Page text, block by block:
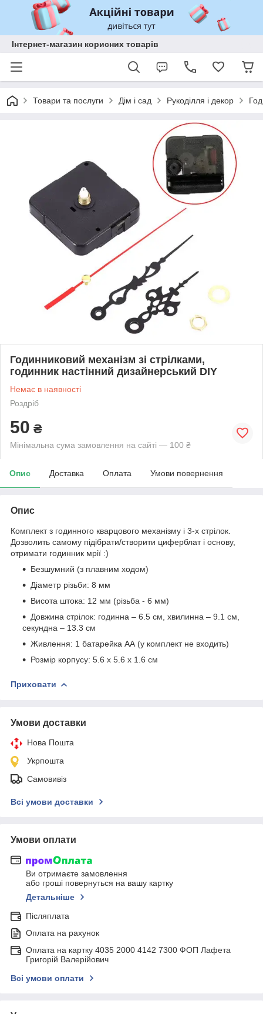
Інтернет-магазин корисних товарів
Товари та послуги Дім і сад Рукоділля і декор
Годинниковий механізм зі стрілками,
годинник настінний дизайнерський DIY
Немає в наявності
Роздріб
50 ₴
Мінімальна сума замовлення на сайті — 100 ₴
Опис Доставка Оплата Умови повернення
Опис
Комплект з годинного кварцового механізму і 3-х стрілок.
Дозволить самому підібрати/створити циферблат і основу,
отримати годинник мрії :)
Безшумний (з плавним ходом)
Діаметр різьби: 8 мм
Висота штока: 12 мм (різьба - 6 мм)
Довжина стрілок: годинна – 6.5 см, хвилинна – 9.1 см,
секундна – 13.3 см
Живлення: 1 батарейка АА (у комплект не входить)
Розмір корпусу: 5.6 х 5.6 x 1.6 см
Приховати
Умови доставки
Нова Пошта
Укрпошта
Самовивіз
Всі умови доставки
Умови оплати
Ви отримаєте замовлення
або гроші повернуться на вашу картку
Детальніше
Післяплата
Оплата на рахунок
Оплата на картку 4035 2000 4142 7300 ФОП Лафета
Григорій Валерійович
Всі умови оплати